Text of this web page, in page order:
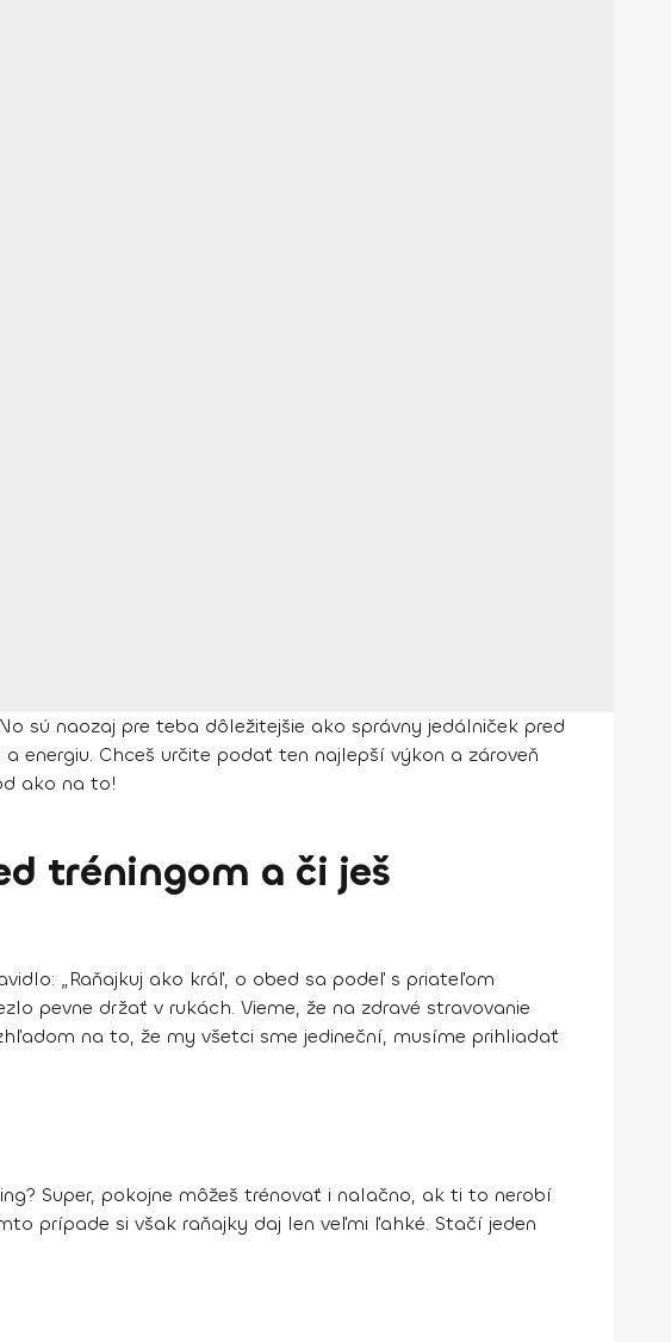
sú naozaj pre teba dôležitejšie ako správny jedálniček pred
energiu. Chceš určite podať ten najlepší výkon a zároveň
ako na to!
tréningom a či ješ
„Raňajkuj ako kráľ, o obed sa podeľ s priateľom
pevne držať v rukách. Vieme, že na zdravé stravovanie
na to, že my všetci sme jedineční, musíme prihliadať
Super, pokojne môžeš trénovať i nalačno, ak ti to nerobí
prípade si však raňajky daj len veľmi ľahké. Stačí jeden